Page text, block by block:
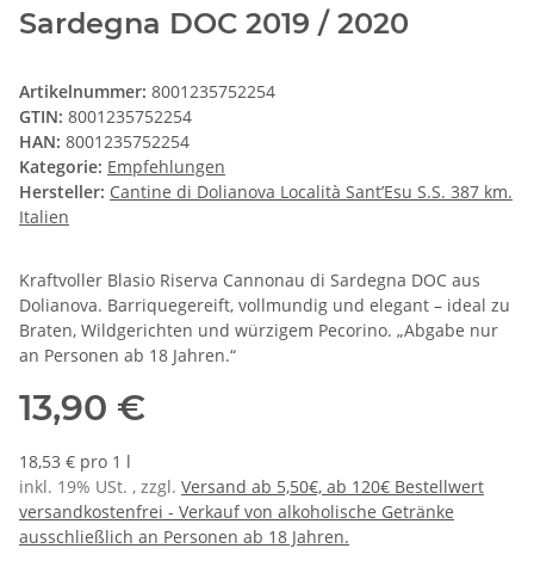
Sardegna DOC 2019 / 2020
Artikelnummer: 8001235752254
GTIN: 8001235752254
HAN: 8001235752254
Kategorie: Empfehlungen
Hersteller: Cantine di Dolianova Località Sant’Esu S.S. 387 km.
Italien
Kraftvoller Blasio Riserva Cannonau di Sardegna DOC aus
Dolianova. Barriquegereift, vollmundig und elegant – ideal zu
Braten, Wildgerichten und würzigem Pecorino. „Abgabe nur
an Personen ab 18 Jahren.“
13,90 €
18,53 € pro 1 l
inkl. 19% USt. , zzgl. Versand ab 5,50€, ab 120€ Bestellwert
versandkostenfrei - Verkauf von alkoholische Getränke
ausschließlich an Personen ab 18 Jahren.